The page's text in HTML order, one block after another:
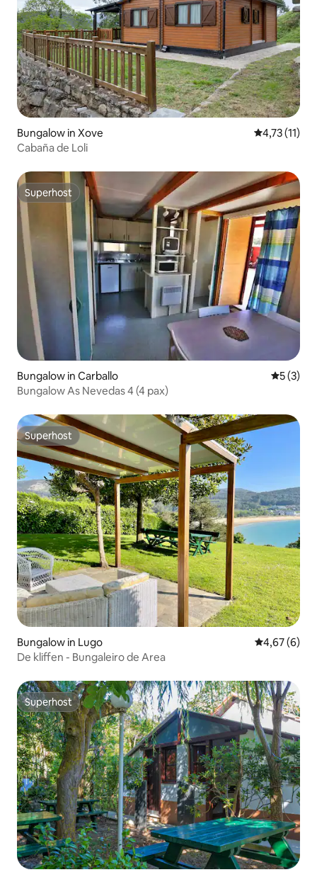
Bungalow in Xove Gemiddelde
4,73 (11)
Cabaña de Loli
Superhost
Superhost
Bungalow in Carballo
5 (3)
Bungalow As Nevedas 4 (4 pax)
Superhost
Superhost
Bungalow in Lugo Gemiddelde
4,67 (6)
De kliffen - Bungaleiro de Area
Superhost
Superhost